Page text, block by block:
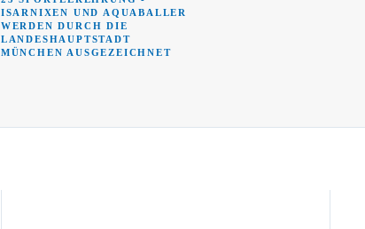
ISARNIXEN UND AQUABALLER
WERDEN DURCH DIE
LANDESHAUPTSTADT
MÜNCHEN AUSGEZEICHNET